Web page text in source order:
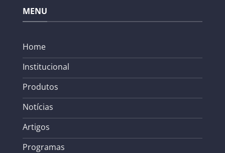
MENU
Home
Institucional
Produtos
Notícias
Artigos
Programas